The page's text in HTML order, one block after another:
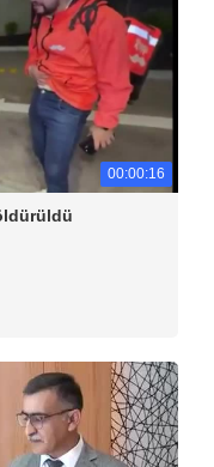
00:00:16